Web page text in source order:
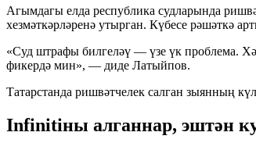
Агымдагы елда республика судларында
хезмәткәрләренә утырган. Күбесе рәшәткә
«Суд штрафы билгеләү — үзе үк проблема.
фикердә мин», — диде Латыйпов.
Татарстанда ришвәтчелек салган зыянның
Infinitiны алганнар, эштән